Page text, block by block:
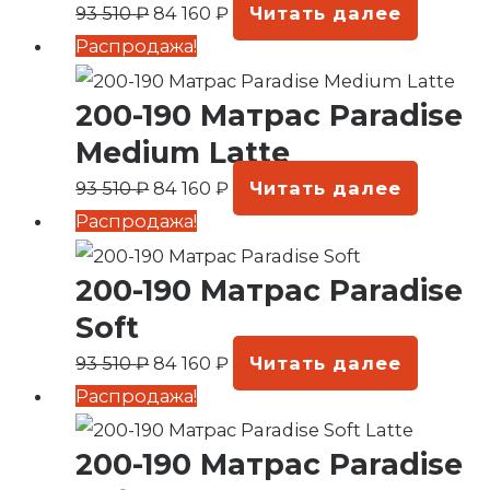
93 510₽ 84 160₽
Читать далее
Распродажа!
200-190 Матрас Paradise
Medium Latte
93 510₽
Первоначальная
цена
составляла
93
510 ₽.
84 160₽
Текущая
цена:
84
160 ₽.
Читать далее
Распродажа!
200-190 Матрас Paradise
Soft
93 510₽
Первоначальная
цена
составляла
84 160₽
Текущая
цена:
84
Читать далее
Распродажа!
200-190 Матрас Paradise
Первоначальная
цена
составляла
Текущая
цена:
84